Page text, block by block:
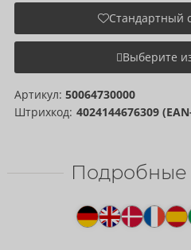
Стандартный
Выберите
Артикул: 50064730000
Штрихкод: 4024144676309
Подробные